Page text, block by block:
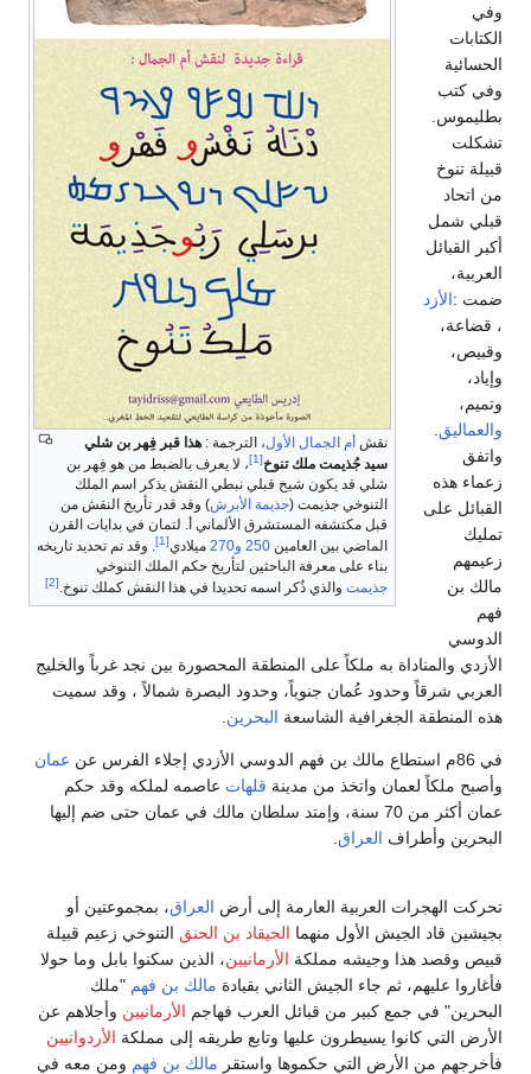
نقش أم الجمال الأول، الترجمة : هذا قبر فِهر بن شلي
سيد جُذيمت ملك تنوخ[1]
، لا يعرف بالضبط من هو فِهر بن
شلي قد يكون شيخ قبلي نبطي النقش يذكر اسم الملك
التنوخي جذيمت (جذيمة الأبرش) وقد قدر تأريخ النقش من
قبل مكتشفه المستشرق الألماني أ. لتمان في بدايات القرن
الماضي بين العامين 250 و270 ميلادي[1]
. وقد تم تحديد تاريخه
بناء على معرفة الباحثين لتأريخ حكم الملك التنوخي
جذيمت والذي ذُكر اسمه تحديدا في هذا النقش كملك تنوخ.[2]
وفي
الكتابات
الحسائية
وفي كتب
بطليموس.
تشكلت
قبيلة تنوخ
من اتحاد
قبلي شمل
أكبر القبائل
العربية،
ضمت :الأزد
، قضاعة،
وقبيص،
وإياد،
وتميم،
والعماليق
واتفق
زعماء هذه
القبائل على
تمليك
زعيمهم
مالك بن
فهم
الدوسي
الأزدي والمناداة به ملكاً على المنطقة المحصورة بين نجد غرباً والخليج
العربي شرقاً وحدود عُمان جنوباً، وحدود البصرة شمالاً ، وقد سميت
هذه المنطقة الجغرافية الشاسعة البحرين
في 86م استطاع مالك بن فهم الدوسي الأزدي إجلاء الفرس عن
عمان
وأصبح ملكاً لعمان واتخذ من مدينة قلهات عاصمه لملكه وقد حكم
عمان أكثر من 70 سنة، وإمتد سلطان مالك في عمان حتى ضم إليها
البحرين وأطراف العراق
تحركت الهجرات العربية العارمة إلى أرض العراق، بمجموعتين أو
بجيشين قاد الجيش الأول منهما الحيقاد بن الحنق التنوخي زعيم قبيلة
قبيص وقصد هذا وجيشه مملكة الأرمانيين، الذين سكنوا بابل وما حولا
فأغاروا عليهم، ثم جاء الجيش الثاني بقيادة مالك بن فهم "ملك
البحرين" في جمع كبير من قبائل العرب فهاجم الأرمانيين وأجلاهم عن
الأرض التي كانوا يسيطرون عليها وتابع طريقه إلى مملكة الأردوانيين
فأخرجهم من الأرض التي حكموها واستقر مالك بن فهم ومن معه في